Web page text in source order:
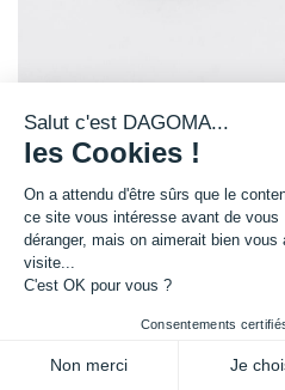
Lot de 3 filtres nettoyants.
Ils permettent de simplifier
passage propre et optimum dans votre
Le filtre s'installe en amont de
Salut c'est DAGOMA...
les Cookies !
On a attendu d'être sûrs que le
ce site vous intéresse avant de vous
déranger, mais on aimerait bien
visite...
C'est OK pour vous ?
Consentements
Non merci Je